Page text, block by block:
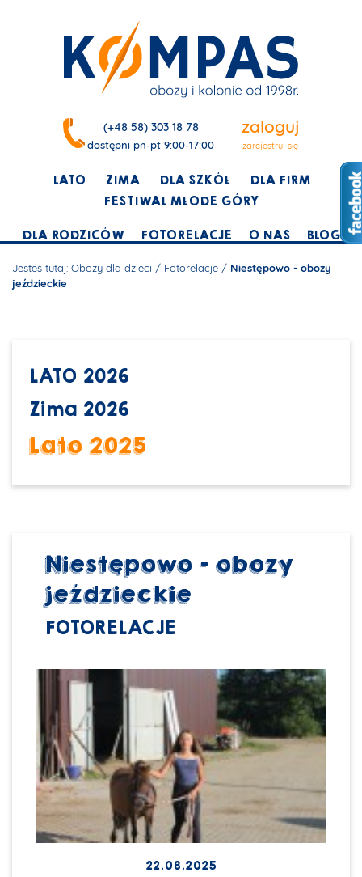
(+48 58) 303 18 78
dostępni pn-pt 9:00-17:00
zaloguj
zarejestruj się
LATO ZIMA DLA SZKÓŁ
DLA FIRM
FESTIWAL MŁODE GÓRY
DLA RODZICÓW
FOTORELACJE O NAS BLOG
Jesteś tutaj: Obozy dla dzieci / Fotorelacje / Niestępowo - obozy
jeździeckie
Niestępowo - obozy
jeździeckie
FOTORELACJE
22.08.2025
LATO 2026
Zima 2026
Lato 2025